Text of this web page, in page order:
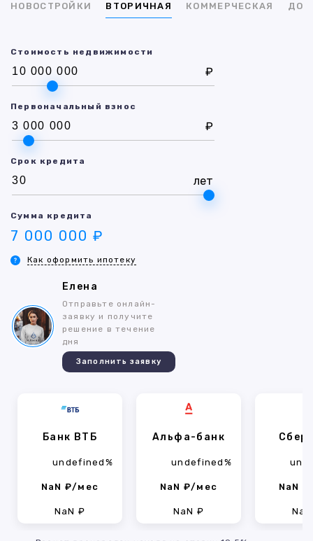
НОВОСТРОЙКИ ВТОРИЧНАЯ КОММЕРЧЕСКАЯ ДОМ
Стоимость недвижимости
₽
Первоначальный взнос
₽
Срок кредита
лет
Сумма кредита
7 000 000 ₽
Как оформить ипотеку
Елена
Отправьте онлайн-
заявку и получите
решение в течение
дня
Заполнить заявку
Банк ВТБ
undefined%
NaN ₽/мес
NaN ₽
Альфа-банк
undefined%
NaN ₽/мес
NaN ₽
NaN